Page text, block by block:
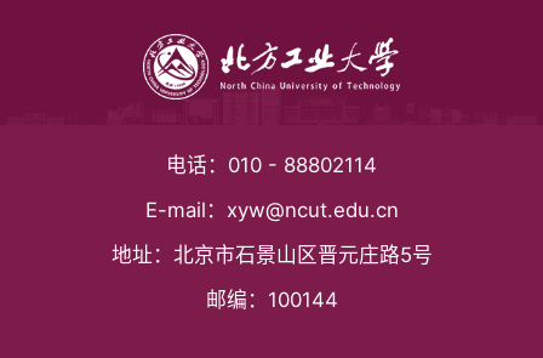
电话： 010 - 88802114
E-mail： xyw@ncut.edu.cn
地址： 北京市石景山区晋元庄路5号
邮编： 100144